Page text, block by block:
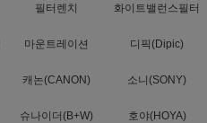
필터렌치 화이트밸런스필터
마운트레이션 디픽(Dipic)
캐논(CANON) 소니(SONY)
슈나이더(B+W) 호야(HOYA)